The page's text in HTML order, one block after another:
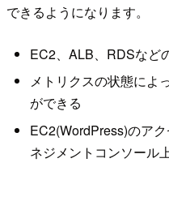
できるようになります。
EC2、ALB、RDSなど
メトリクスの状態によ
ができる
EC2(WordPress)のア
ネジメントコンソール